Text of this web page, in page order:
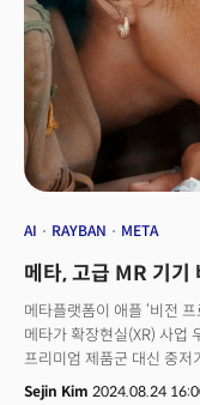
신청하러 가기!!!👉👉👉 트
AI RAYBAN META
메타, 고급 MR 기기
메타플랫폼이 애플 ‘비전
메타가 확장현실(XR) 사업
프리미엄 제품군 대신 중저
MR(혼합현실), 공간컴퓨팅
Sejin Kim 2024.08.24